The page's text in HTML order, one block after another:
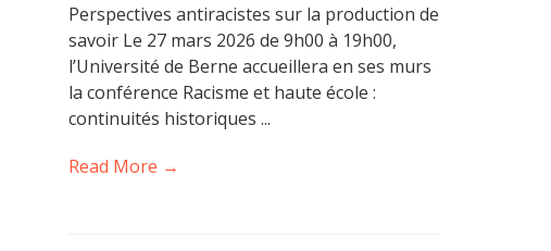
Perspectives antiracistes sur la production de
savoir Le 27 mars 2026 de 9h00 à 19h00,
l’Université de Berne accueillera en ses murs
la conférence Racisme et haute école :
continuités historiques ...
Read More →